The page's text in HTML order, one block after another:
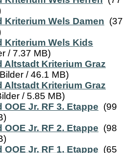
Kriterium Wels Damen (37
Kriterium Wels Kids
/ 7.37 MB)
Altstadt Kriterium Graz
/ 46.1 MB)
Altstadt Kriterium Graz
/ 5.85 MB)
OOE Jr. RF 3. Etappe (99
OOE Jr. RF 2. Etappe (98
OOE Jr. RF 1. Etappe (65